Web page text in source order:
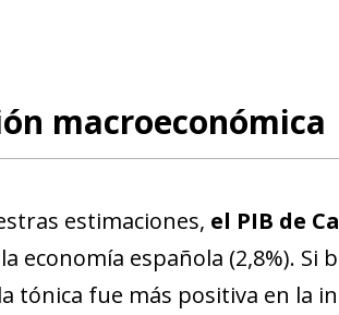
macroeconómica
estimaciones, el PIB de
economía española (2,8%).
tónica fue más positiva en la